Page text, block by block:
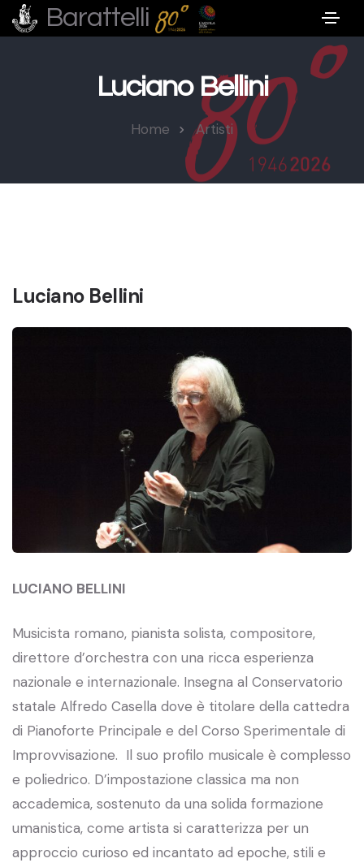
Barattelli
Luciano Bellini
Home Artisti
Luciano Bellini
LUCIANO BELLINI
Musicista romano, pianista solista, compositore,
direttore d’orchestra con una ricca esperienza
nazionale e internazionale. Insegna al Conservatorio
statale Alfredo Casella dove è titolare della cattedra
di Pianoforte Principale e del Corso Sperimentale di
Improvvisazione. Il suo profilo musicale è complesso
e poliedrico. D’impostazione classica ma non
accademica, sostenuto da una solida formazione
umanistica, come artista si caratterizza per un
approccio curioso ed incantato ad epoche, stili e